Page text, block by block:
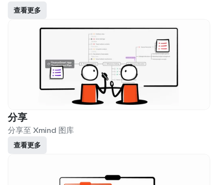
查看更多
分享
分享至 Xmind 图库
查看更多